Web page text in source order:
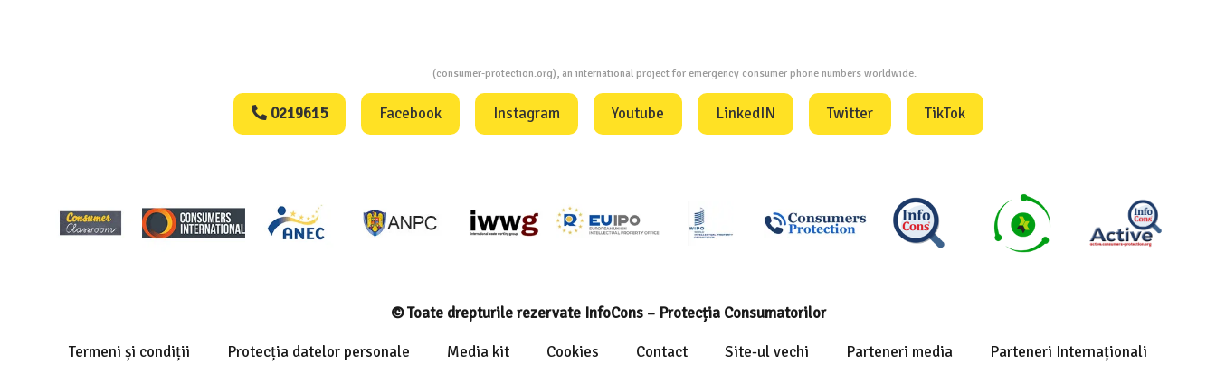
(consumer-protection.org), an international project for emergency consumer phone numbers worldwide.
0219615 Facebook Instagram Youtube LinkedIN Twitter TikTok
© Toate drepturile rezervate InfoCons – Protecția Consumatorilor
Termeni și condiții Protecția datelor personale Media kit Cookies Contact Site-ul vechi Parteneri media Parteneri Internaționali